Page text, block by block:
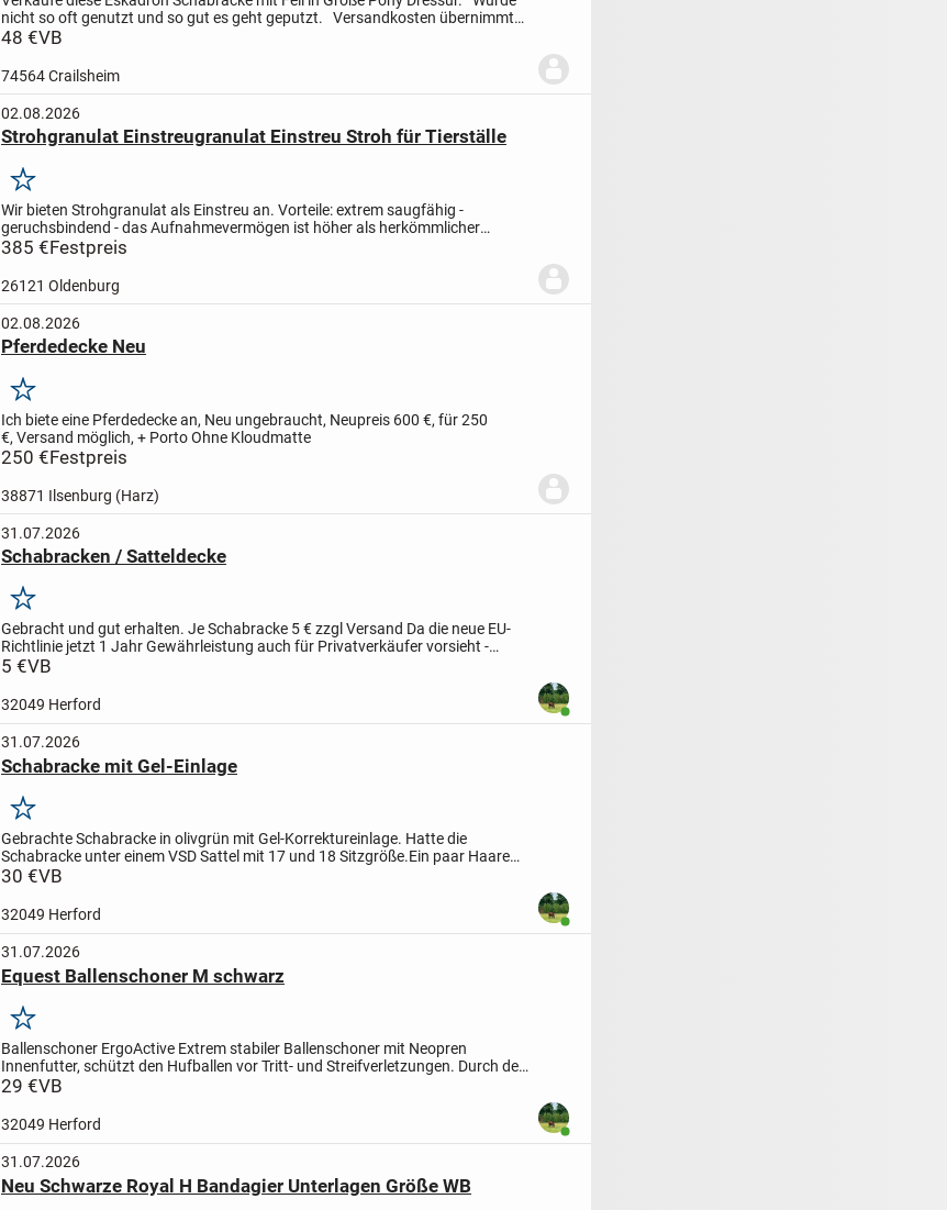
nicht so oft genutzt und so gut es geht geputzt.
Versandkosten übernimmt
der Käufer.
48 €VB
74564 Crailsheim
02.08.2026
Strohgranulat Einstreugranulat Einstreu Stroh für Tierställe
Merken
Wir bieten Strohgranulat als Einstreu an. Vorteile: extrem saugfähig -
geruchsbindend - das Aufnahmevermögen ist höher als herkömmlicher
Einstreu - hohe Ergiebigkeit, daher kostengünstig - 100%...
385 €Festpreis
26121 Oldenburg
02.08.2026
Pferdedecke Neu
Merken
Ich biete eine Pferdedecke an, Neu ungebraucht, Neupreis 600 €, für 250
€, Versand möglich, + PortoOhne Kloudmatte
250 €Festpreis
38871 Ilsenburg (Harz)
31.07.2026
Schabracken / Satteldecke
Merken
Gebracht und gut erhalten. Je Schabracke 5 € zzgl Versand Da die neue EU-
Richtlinie jetzt 1 Jahr Gewährleistung auch für Privatverkäufer vorsieht -
soweit der Verkäufer es nicht ausschließt...
5 €VB
32049 Herford Benutzer ist online
31.07.2026
Schabracke mit Gel-Einlage
Merken
Gebrachte Schabracke in olivgrün mit Gel-Korrektureinlage. Hatte die
Schabracke unter einem VSD Sattel mit 17 und 18 Sitzgröße.Ein paar Haare
sind leider noch vorhanden.
30 €VB
32049 Herford Benutzer ist online
31.07.2026
Equest Ballenschoner M schwarz
Merken
Ballenschoner ErgoActive Extrem stabiler Ballenschoner mit Neopren
Innenfutter, schützt den Hufballen vor Tritt- und Streifverletzungen. Durch den
anatomischen Schnitt sowie dem starken doppelten...
29 €VB
32049 Herford
Benutzer ist online
31.07.2026
Neu Schwarze Royal H Bandagier Unterlagen Größe WB